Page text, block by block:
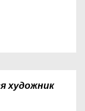
художник